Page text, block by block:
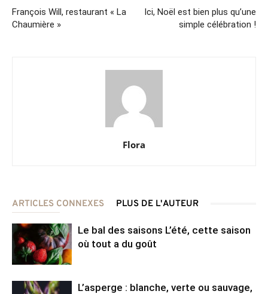
François Will, restaurant « La
Chaumière »
Ici, Noël est bien plus qu’une
simple célébration !
Flora
ARTICLES CONNEXES PLUS DE L'AUTEUR
Le bal des saisons L’été, cette saison
où tout a du goût
L’asperge : blanche, verte ou sauvage,